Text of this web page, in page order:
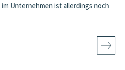
Unternehmen ist allerdings noch